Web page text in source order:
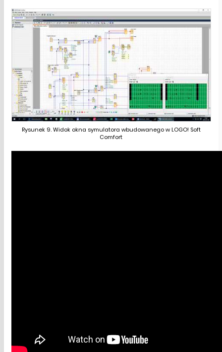
Rysunek 9. Widok okna symulatora wbudowanego w LOGO! Soft
Comfort